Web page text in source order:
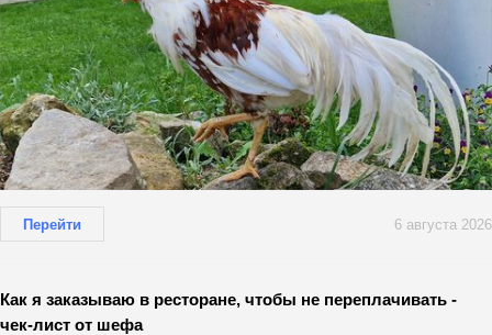
Перейти 6 августа 2026
Как я заказываю в ресторане, чтобы не переплачивать -
чек-лист от шефа